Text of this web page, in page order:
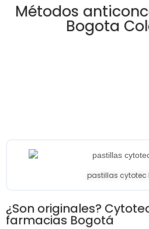
Métodos
Bogota
pastillas cytotec
¿Son originales?
farmacias Bogotá